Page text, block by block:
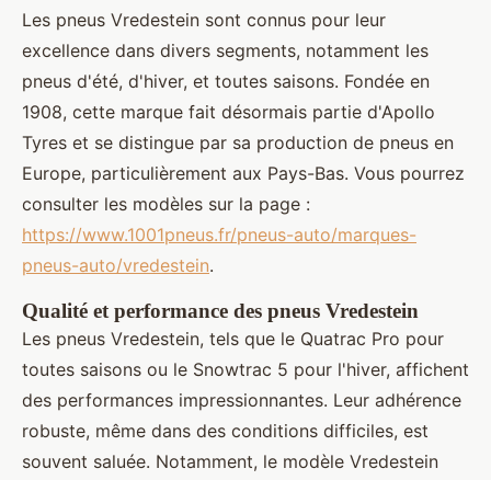
Les pneus Vredestein sont connus pour leur
excellence dans divers segments, notamment les
pneus d'été, d'hiver, et toutes saisons. Fondée en
1908, cette marque fait désormais partie d'Apollo
Tyres et se distingue par sa production de pneus en
Europe, particulièrement aux Pays-Bas. Vous pourrez
consulter les modèles sur la page :
https://www.1001pneus.fr/pneus-auto/marques-
pneus-auto/vredestein.
Qualité et performance des pneus Vredestein
Les pneus Vredestein, tels que le Quatrac Pro pour
toutes saisons ou le Snowtrac 5 pour l'hiver, affichent
des performances impressionnantes. Leur adhérence
robuste, même dans des conditions difficiles, est
souvent saluée. Notamment, le modèle Vredestein